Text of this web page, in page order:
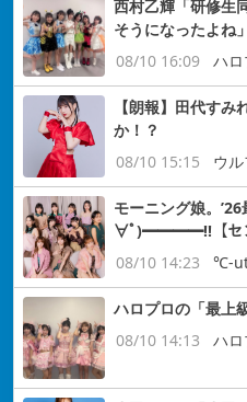
西村乙輝「研修生
そうになったよね」
08/10 16:09
ハ
【朗報】田代す
か！？
08/10 15:15
ウ
モーニング娘。
∀ﾟ)━━━━!!【セン
08/10 14:23
℃-
ハロプロの「最上
08/10 14:13
ハロ